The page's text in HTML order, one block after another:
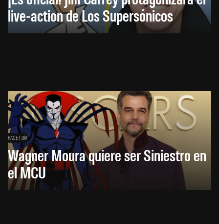
live-action de Los Supersónicos
HACE 1 DÍA
Wagner Moura quiere ser Siniestro en
el MCU